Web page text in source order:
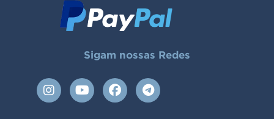
Sigam nossas Redes
I
n
Y
o
F
a
T
e